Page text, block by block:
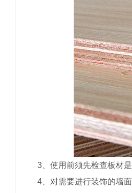
3、使用前须先检查板材是
4、对需要进行装饰的墙面